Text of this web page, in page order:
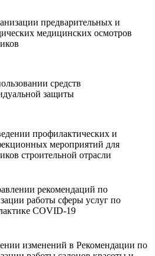
предварительных и
медицинских осмотров
средств
защиты
профилактических и
мероприятий для
строительной отрасли
рекомендаций по
работы сферы услуг по
COVID-19
изменений в Рекомендации по